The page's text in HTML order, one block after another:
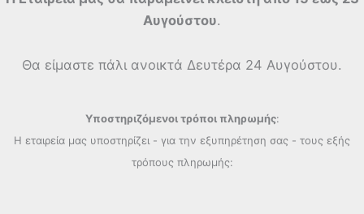
Αυγούστου.
Θα είμαστε πάλι ανοικτά Δευτέρα 24 Αυγούστου.
Υποστηριζόμενοι τρόποι πληρωμής:
Η εταιρεία μας υποστηρίζει - για την εξυπηρέτηση σας - τους εξής
τρόπους πληρωμής: